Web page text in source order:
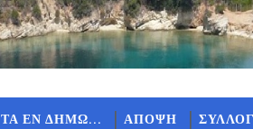
ΤΑ ΕΝ ΔΗΜΩ... ΑΠΟΨΗ